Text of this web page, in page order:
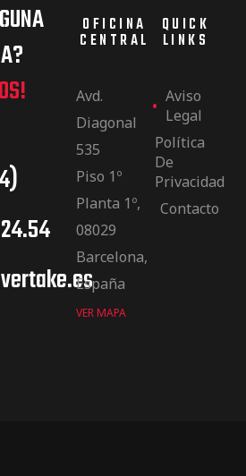
OFICINA
CENTRAL
Avd.
Diagonal
535
Piso 1º
Planta 1º,
08029
Barcelona,
España
VER MAPA
QUICK
LINKS
Aviso
Legal
Política
De
Privacidad
Contacto